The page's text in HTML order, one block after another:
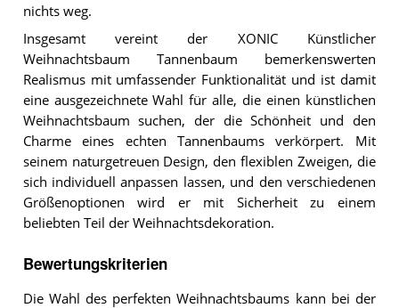
nichts weg.
Insgesamt vereint der XONIC Künstlicher
Weihnachtsbaum Tannenbaum bemerkenswerten
Realismus mit umfassender Funktionalität und ist damit
eine ausgezeichnete Wahl für alle, die einen künstlichen
Weihnachtsbaum suchen, der die Schönheit und den
Charme eines echten Tannenbaums verkörpert. Mit
seinem naturgetreuen Design, den flexiblen Zweigen, die
sich individuell anpassen lassen, und den verschiedenen
Größenoptionen wird er mit Sicherheit zu einem
beliebten Teil der Weihnachtsdekoration.
Bewertungskriterien
Die Wahl des perfekten Weihnachtsbaums kann bei der